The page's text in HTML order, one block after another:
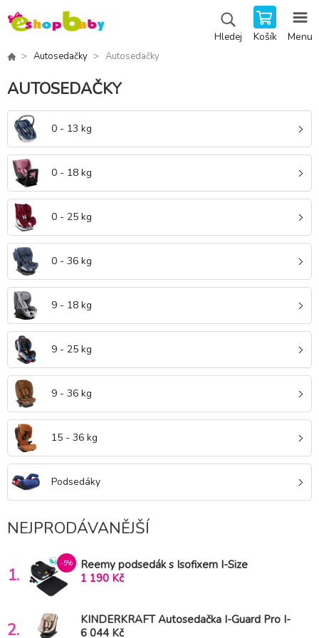
Hledej Košík Menu
Autosedačky Autosedačky
AUTOSEDAČKY
0 - 13 kg
0 - 18 kg
0 - 25 kg
0 - 36 kg
9 - 18 kg
9 - 25 kg
9 - 36 kg
15 - 36 kg
Podsedáky
NEJPRODÁVANĚJŠÍ
1.
-5%
Reemy podsedák s Isofixem I-Size
1 190 Kč
2.
KINDERKRAFT Autosedačka I-Guard Pro I-
size (61–105 cm) Beige
6 044 Kč